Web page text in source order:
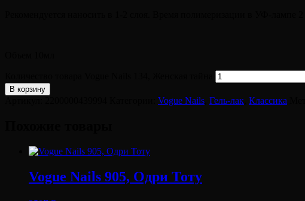
В корзину
Vogue Nails Гель-лак Классика
Vogue Nails 905, Одри Тоту